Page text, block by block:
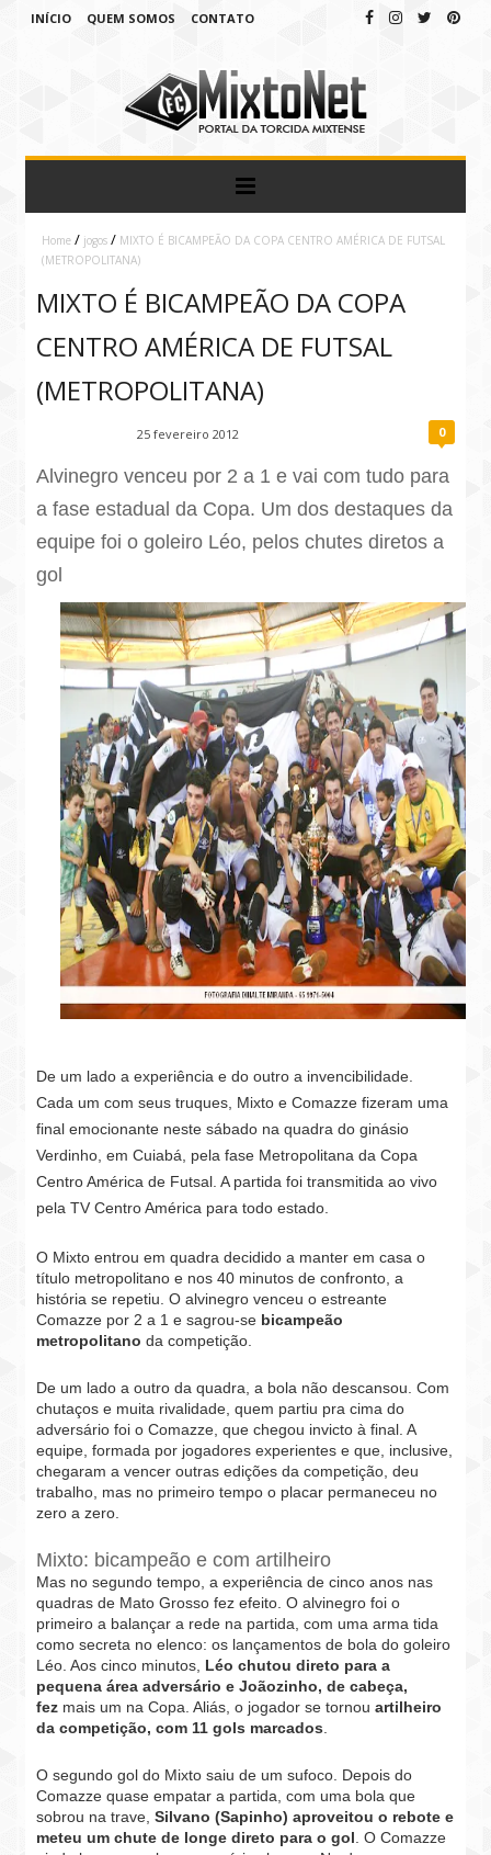
INÍCIO QUEM SOMOS CONTATO
Home / jogos / MIXTO É BICAMPEÃO DA COPA CENTRO AMÉRICA DE FUTSAL
(METROPOLITANA)
MIXTO É BICAMPEÃO DA COPA
CENTRO AMÉRICA DE FUTSAL
(METROPOLITANA)
25 fevereiro 2012 0
Alvinegro venceu por 2 a 1 e vai com tudo para
a fase estadual da Copa. Um dos destaques da
equipe foi o goleiro Léo, pelos chutes diretos a
gol
De um lado a experiência e do outro a invencibilidade.
Cada um com seus truques, Mixto e Comazze fizeram uma
final emocionante neste sábado na quadra do ginásio
Verdinho, em Cuiabá, pela fase Metropolitana da Copa
Centro América de Futsal. A partida foi transmitida ao vivo
pela TV Centro América para todo estado.
O Mixto entrou em quadra decidido a manter em casa o
título metropolitano e nos 40 minutos de confronto, a
história se repetiu. O alvinegro venceu o estreante
Comazze por 2 a 1 e sagrou-se bicampeão
metropolitano da competição.
De um lado a outro da quadra, a bola não descansou. Com
chutaços e muita rivalidade, quem partiu pra cima do
adversário foi o Comazze, que chegou invicto à final. A
equipe, formada por jogadores experientes e que, inclusive,
chegaram a vencer outras edições da competição, deu
trabalho, mas no primeiro tempo o placar permaneceu no
zero a zero.
Mixto: bicampeão e com artilheiro
Mas no segundo tempo, a experiência de cinco anos nas
quadras de Mato Grosso fez efeito. O alvinegro foi o
primeiro a balançar a rede na partida, com uma arma tida
como secreta no elenco: os lançamentos de bola do goleiro
Léo. Aos cinco minutos, Léo chutou direto para a
pequena área adversário e Joãozinho, de cabeça,
fez mais um na Copa. Aliás, o jogador se tornouartilheiro
da competição, com 11 gols marcados
O segundo gol do Mixto saiu de um sufoco. Depois do
Comazze quase empatar a partida, com uma bola que
sobrou na trave,Silvano (Sapinho) aproveitou o rebote e
meteu um chute de longe direto para o gol . O Comazze